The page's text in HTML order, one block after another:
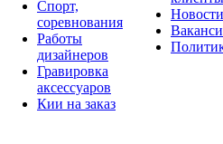
Спорт,
соревнования
Работы
дизайнеров
Гравировка
аксессуаров
Кии на заказ
Новости